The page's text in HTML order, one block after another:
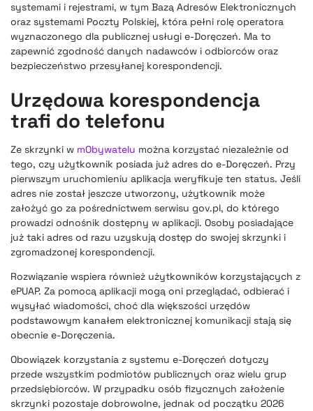
systemami i rejestrami, w tym Bazą Adresów Elektronicznych
oraz systemami Poczty Polskiej, która pełni rolę operatora
wyznaczonego dla publicznej usługi e-Doręczeń. Ma to
zapewnić zgodność danych nadawców i odbiorców oraz
bezpieczeństwo przesyłanej korespondencji.
Urzędowa korespondencja
trafi do telefonu
Ze skrzynki w mObywatelu można korzystać niezależnie od
tego, czy użytkownik posiada już adres do e-Doręczeń. Przy
pierwszym uruchomieniu aplikacja weryfikuje ten status. Jeśli
adres nie został jeszcze utworzony, użytkownik może
założyć go za pośrednictwem serwisu gov.pl, do którego
prowadzi odnośnik dostępny w aplikacji. Osoby posiadające
już taki adres od razu uzyskują dostęp do swojej skrzynki i
zgromadzonej korespondencji.
Rozwiązanie wspiera również użytkowników korzystających z
ePUAP. Za pomocą aplikacji mogą oni przeglądać, odbierać i
wysyłać wiadomości, choć dla większości urzędów
podstawowym kanałem elektronicznej komunikacji stają się
obecnie e-Doręczenia.
Obowiązek korzystania z systemu e-Doręczeń dotyczy
przede wszystkim podmiotów publicznych oraz wielu grup
przedsiębiorców. W przypadku osób fizycznych założenie
skrzynki pozostaje dobrowolne, jednak od początku 2026